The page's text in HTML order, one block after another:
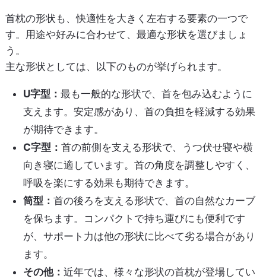
首枕の形状も、快適性を大きく左右する要素の一つで
す。用途や好みに合わせて、最適な形状を選びましょ
う。
主な形状としては、以下のものが挙げられます。
U字型： 最も一般的な形状で、首を包み込むように
支えます。安定感があり、首の負担を軽減する効果
が期待できます。
C字型： 首の前側を支える形状で、うつ伏せ寝や横
向き寝に適しています。首の角度を調整しやすく、
呼吸を楽にする効果も期待できます。
筒型： 首の後ろを支える形状で、首の自然なカーブ
を保ちます。コンパクトで持ち運びにも便利です
が、サポート力は他の形状に比べて劣る場合があり
ます。
その他： 近年では、様々な形状の首枕が登場してい